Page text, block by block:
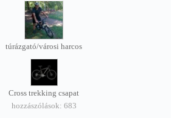
túrázgató/városi harcos
Cross trekking csapat
hozzászólások: 683